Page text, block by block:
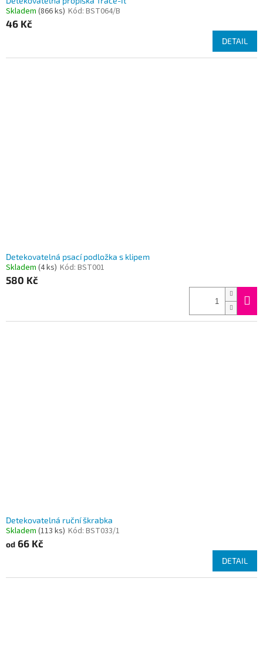
Skladem (866 ks) Kód: BST064/B
46 Kč
DETAIL
Detekovatelná psací podložka s klipem
Skladem (4 ks) Kód: BST001
580 Kč
Detekovatelná ruční škrabka
Skladem (113 ks) Kód: BST033/1
od 66 Kč
DETAIL